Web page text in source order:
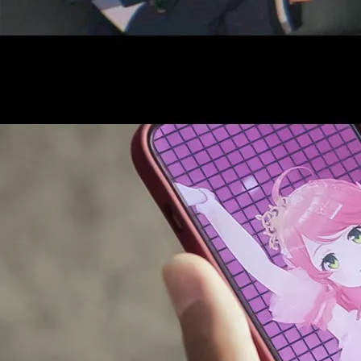
SUPPORT ADVERTISING
OFFICIAL SHOP
HOLODULE
プライバシーポリシー
未成年の方々へのお願い
二次創作ガイドライン